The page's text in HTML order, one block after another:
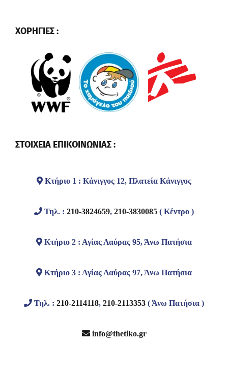
ΧΟΡΗΓΙΕΣ :
ΣΤΟΙΧΕΙΑ ΕΠΙΚΟΙΝΩΝΙΑΣ :
Κτήριο 1 : Κάνιγγος 12, Πλατεία Κάνιγγος
Τηλ. : 210-3824659, 210-3830085 ( Κέντρο )
Κτήριο 2 : Αγίας Λαύρας 95, Άνω Πατήσια
Κτήριο 3 : Αγίας Λαύρας 97, Άνω Πατήσια
Τηλ. : 210-2114118, 210-2113353 ( Άνω Πατήσια )
info@thetiko.gr